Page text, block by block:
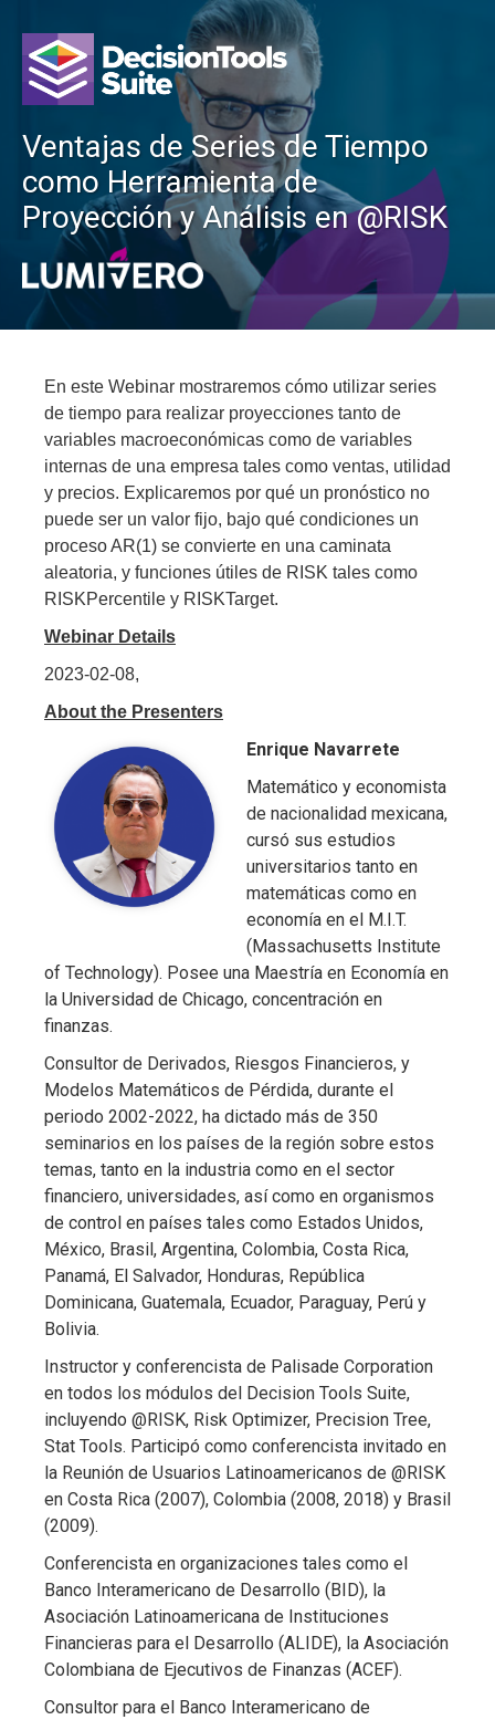
Ventajas de Series de Tiempo
como Herramienta de
Proyección y Análisis en @RISK
En este Webinar mostraremos cómo utilizar series
de tiempo para realizar proyecciones tanto de
variables macroeconómicas como de variables
internas de una empresa tales como ventas, utilidad
y precios. Explicaremos por qué un pronóstico no
puede ser un valor fijo, bajo qué condiciones un
proceso AR(1) se convierte en una caminata
aleatoria, y funciones útiles de RISK tales como
RISKPercentile y RISKTarget.
Webinar Details
2023-02-08,
About the Presenters
Enrique Navarrete
Matemático y economista
de nacionalidad mexicana,
cursó sus estudios
universitarios tanto en
matemáticas como en
economía en el M.I.T.
(Massachusetts Institute
of Technology). Posee una Maestría en Economía en
la Universidad de Chicago, concentración en
finanzas.
Consultor de Derivados, Riesgos Financieros, y
Modelos Matemáticos de Pérdida, durante el
periodo 2002-2022, ha dictado más de 350
seminarios en los países de la región sobre estos
temas, tanto en la industria como en el sector
financiero, universidades, así como en organismos
de control en países tales como Estados Unidos,
México, Brasil, Argentina, Colombia, Costa Rica,
Panamá, El Salvador, Honduras, República
Dominicana, Guatemala, Ecuador, Paraguay, Perú y
Bolivia.
Instructor y conferencista de Palisade Corporation
en todos los módulos del Decision Tools Suite,
incluyendo @RISK, Risk Optimizer, Precision Tree,
Stat Tools. Participó como conferencista invitado en
la Reunión de Usuarios Latinoamericanos de @RISK
en Costa Rica (2007), Colombia (2008, 2018) y Brasil
(2009).
Conferencista en organizaciones tales como el
Banco Interamericano de Desarrollo (BID), la
Asociación Latinoamericana de Instituciones
Financieras para el Desarrollo (ALIDE), la Asociación
Colombiana de Ejecutivos de Finanzas (ACEF).
Consultor para el Banco Interamericano de